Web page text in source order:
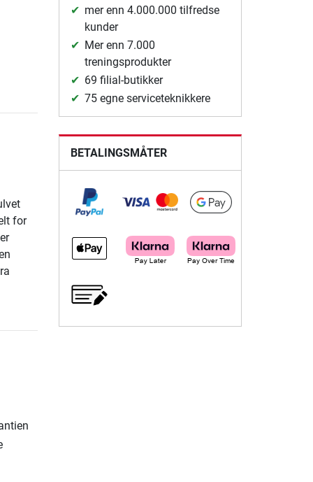
for
mer enn 4.000.000 tilfredse
kunder
Mer enn 7.000
treningsprodukter
69 filial-butikker
75 egne serviceteknikkere
BETALINGSMÅTER